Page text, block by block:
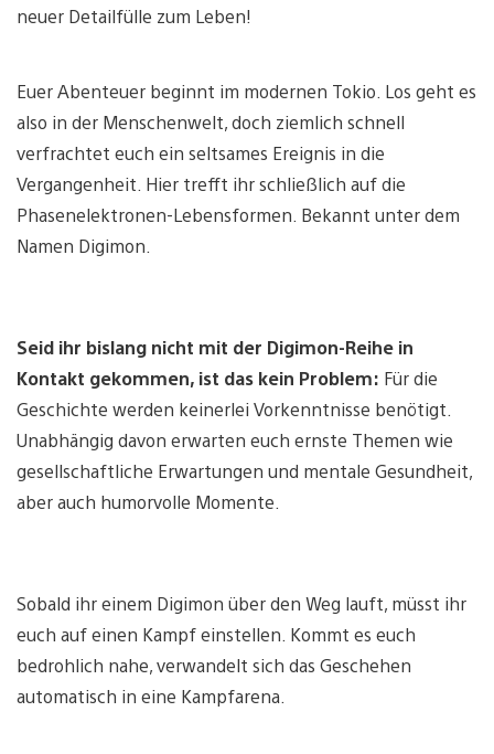
neuer Detailfülle zum Leben!
Euer Abenteuer beginnt im modernen Tokio. Los geht es
also in der Menschenwelt, doch ziemlich schnell
verfrachtet euch ein seltsames Ereignis in die
Vergangenheit. Hier trefft ihr schließlich auf die
Phasenelektronen-Lebensformen. Bekannt unter dem
Namen Digimon.
Seid ihr bislang nicht mit der Digimon-Reihe in
Kontakt gekommen, ist das kein Problem: Für die
Geschichte werden keinerlei Vorkenntnisse benötigt.
Unabhängig davon erwarten euch ernste Themen wie
gesellschaftliche Erwartungen und mentale Gesundheit,
aber auch humorvolle Momente.
Sobald ihr einem Digimon über den Weg lauft, müsst ihr
euch auf einen Kampf einstellen. Kommt es euch
bedrohlich nahe, verwandelt sich das Geschehen
automatisch in eine Kampfarena.